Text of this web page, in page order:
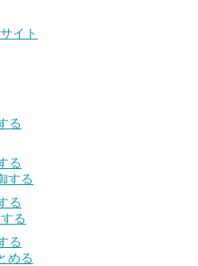
イト
る
る
する
る
る
る
める